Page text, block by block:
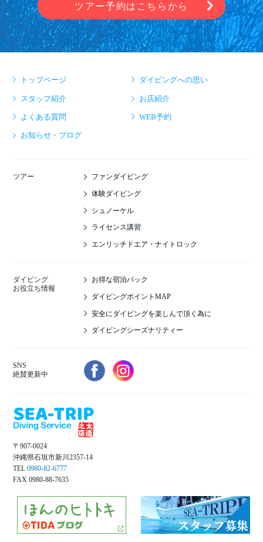
ツアー予約はこちらから
トップページ ダイビングへの思い
スタッフ紹介 お店紹介
よくある質問 WEB予約
お知らせ・ブログ
ツアー ファンダイビング
体験ダイビング
シュノーケル
ライセンス講習
エンリッチドエア・ナイトロック
ダイビング
お役立ち情報
お得な宿泊パック
ダイビングポイントMAP
安全にダイビングを楽しんで頂く為に
ダイビングシーズナリティー
SNS
絶賛更新中
〒907-0024
沖縄県石垣市新川2357-14
TEL 0980-82-6777
FAX 0980-88-7635